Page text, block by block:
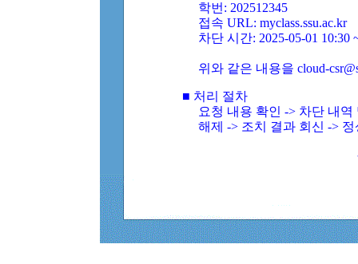
학번: 202512345
접속 URL: myclass.ssu.ac.kr
차단 시간: 2025-05-01 10:30
위와 같은 내용을 cloud-
■ 처리 절차
요청 내용 확인 -> 차단 내
해제 -> 조치 결과 회신 ->